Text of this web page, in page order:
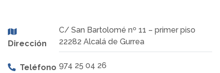
Dirección
C/ San Bartolomé nº 11 – primer piso
22282 Alcalá de Gurrea
Teléfono 974 25 04 26